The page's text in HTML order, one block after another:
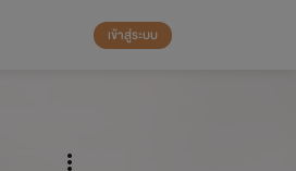
เข้าสู่ระบบ